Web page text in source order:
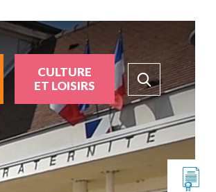
CULTURE
ET LOISIRS